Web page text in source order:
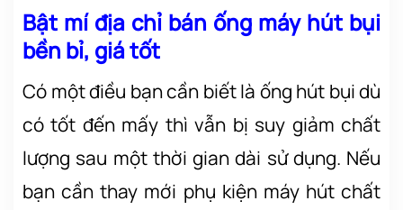
Bật mí địa chỉ bán ống máy hút bụi
bền bỉ, giá tốt
Có một điều bạn cần biết là ống hút bụi dù
có tốt đến mấy thì vẫn bị suy giảm chất
lượng sau một thời gian dài sử dụng. Nếu
bạn cần thay mới phụ kiện máy hút chất